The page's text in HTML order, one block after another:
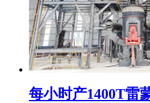
每小时产1400T雷